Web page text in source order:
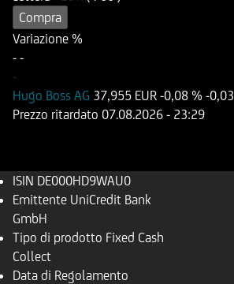
Compra
Variazione %
- -
-
Hugo Boss AG 37,955 EUR -0,08 % -0,03
Prezzo ritardato 07.08.2026 - 23:29
ISIN DE000HD9WAU0
Emittente UniCredit Bank
GmbH
Tipo di prodotto Fixed Cash
Collect
Data di Regolamento